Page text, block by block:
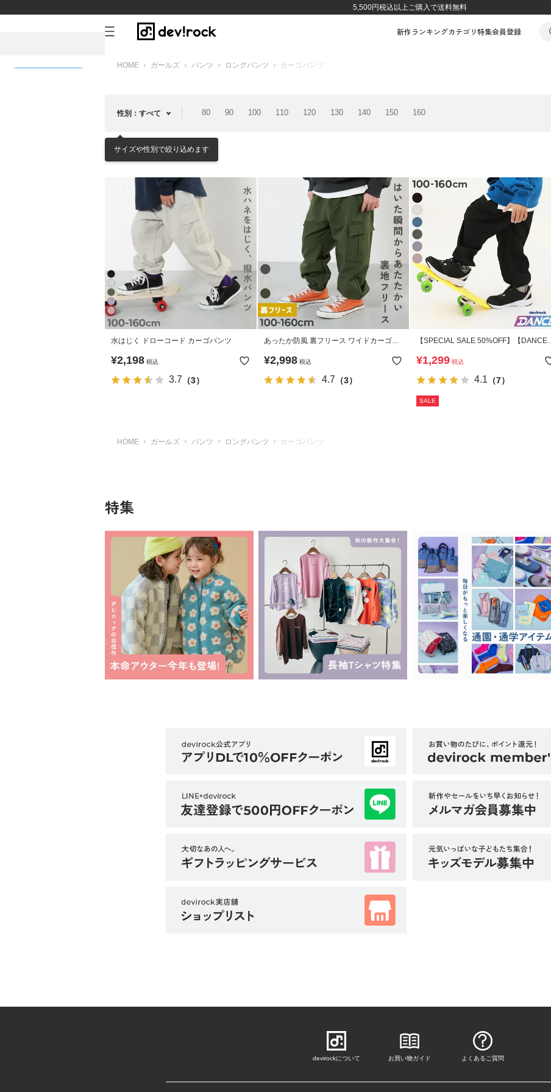
5,500円税込以上ご購入で送料無料
新作ランキングカテゴリ特集会員登録
HOME ガールズ パンツ ロングパンツ カーゴパンツ
性別：すべて 80 90 100 110 120 130 140 150 160
サイズや性別で絞り込めます
水はじく ドローコード カーゴパンツ
¥2,198 税込
3.7 （3）
あったか防風 裏フリース ワイドカーゴパ
¥2,998 税込
4.7 （3）
【SPECIAL SALE 50%OFF】【DANCE】
¥1,299 税込
4.1 （7）
SALE
HOME ガールズ パンツ ロングパンツ カーゴパンツ
特集
devirockについて お買い物ガイド よくあるご質問